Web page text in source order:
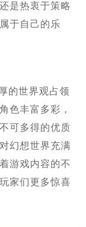
是热衷于策略
于自己的乐
的世界观占领
色丰富多彩，
可多得的优质
幻想世界充满
游戏内容的不
家们更多惊喜